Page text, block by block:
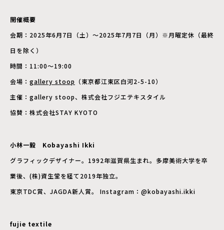
開催概要
会期：2025年6月7日（土）〜2025年7月7日（月）※月曜定休（最終
日を除く）
時間：11:00〜19:00
会場： gallery stoop （東京都江東区白河2-5-10）
主催：gallery stoop、株式会社フジエテキスタイル
協賛：株式会社STAY KYOTO
小林一毅 Kobayashi Ikki
グラフィックデザイナー。1992年滋賀県生まれ。多摩美術大学を卒
業後、(株)資生堂を経て2019年独立。
東京TDC賞、JAGDA新人賞。 Instagram：@kobayashi.ikki
fujie textile